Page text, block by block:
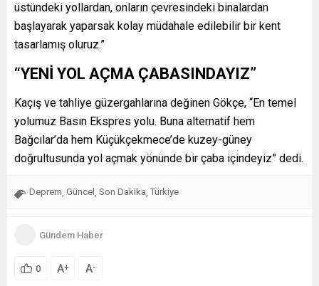
üstündeki yollardan, onların çevresindeki binalardan
başlayarak yaparsak kolay müdahale edilebilir bir kent
tasarlamış oluruz.”
“YENİ YOL AÇMA ÇABASINDAYIZ”
Kaçış ve tahliye güzergahlarına değinen Gökçe, “En temel
yolumuz Basın Ekspres yolu. Buna alternatif hem
Bağcılar’da hem Küçükçekmece’de kuzey-güney
doğrultusunda yol açmak yönünde bir çaba içindeyiz” dedi.
Deprem, Güncel , Son Dakika, Türkiye
Gündem Haber
0 A+ A-